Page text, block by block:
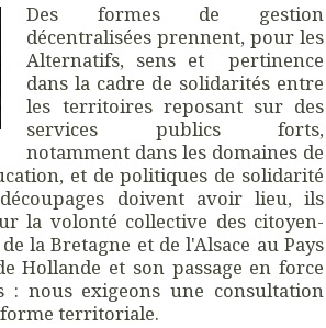
Des formes de gestion
décentralisées prennent, pour les
Alternatifs, sens et pertinence
dans la cadre de solidarités entre
les territoires reposant sur des
services publics forts,
notamment dans les domaines de
et de politiques de solidarité
doivent avoir lieu, ils
la volonté collective des citoyen-
la Bretagne et de l'Alsace au Pays
Hollande et son passage en force
: nous exigeons une consultation
territoriale.